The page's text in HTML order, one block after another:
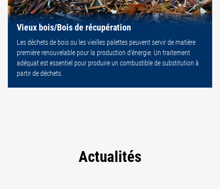
Vieux bois/Bois de récupération
Les déchets de bois ou les vieilles palettes peuvent servir de matière
première renouvelable pour la production d’énergie. Un traitement
adéquat est essentiel pour produire un combustible de substitution à
partir de déchets.
Actualités